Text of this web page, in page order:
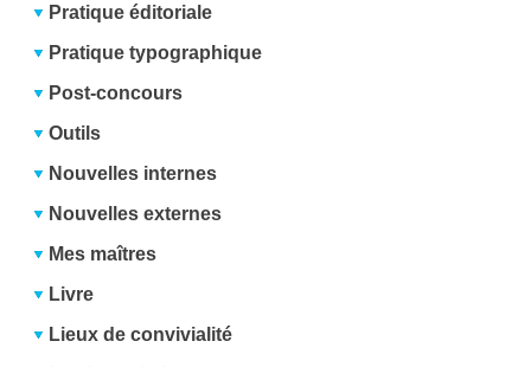
Pratique éditoriale
Pratique typographique
Post-concours
Outils
Nouvelles internes
Nouvelles externes
Mes maîtres
Livre
Lieux de convivialité